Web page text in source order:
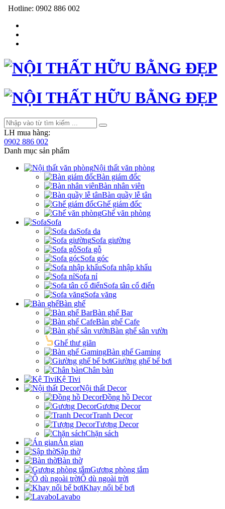
Hotline: 0902 886 002
LH mua hàng:
0902 886 002
Danh mục sản phẩm
Nội thất văn phòng
Bàn giám đốc
Bàn nhân viên
Bàn quầy lễ tân
Ghế giám đốc
Ghế văn phòng
Sofa
Sofa da
Sofa giường
Sofa gỗ
Sofa góc
Sofa nhập khẩu
Sofa nỉ
Sofa tân cổ điển
Sofa văng
Bàn ghế
Bàn ghế Bar
Bàn ghế Cafe
Bàn ghế sân vườn
Ghế thư giãn
Bàn ghế Gaming
Giường ghế bể bơi
Chân bàn
Kệ Tivi
Nội thất Decor
Đồng hồ Decor
Gương Decor
Tranh Decor
Tượng Decor
Chặn sách
Án gian
Sập thờ
Bàn thờ
Gương phòng tắm
Ô dù ngoài trời
Khay nổi bể bơi
Lavabo